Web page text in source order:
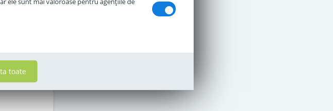
toate